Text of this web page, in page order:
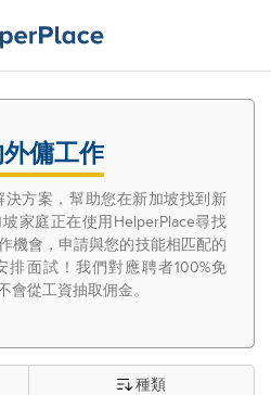
傭工作
決方案，幫助您在新加坡找到新
家庭正在使用HelperPlace尋找
機會，申請與您的技能相匹配的
排面試！我們對應聘者100%免
會從工資抽取佣金。
種類